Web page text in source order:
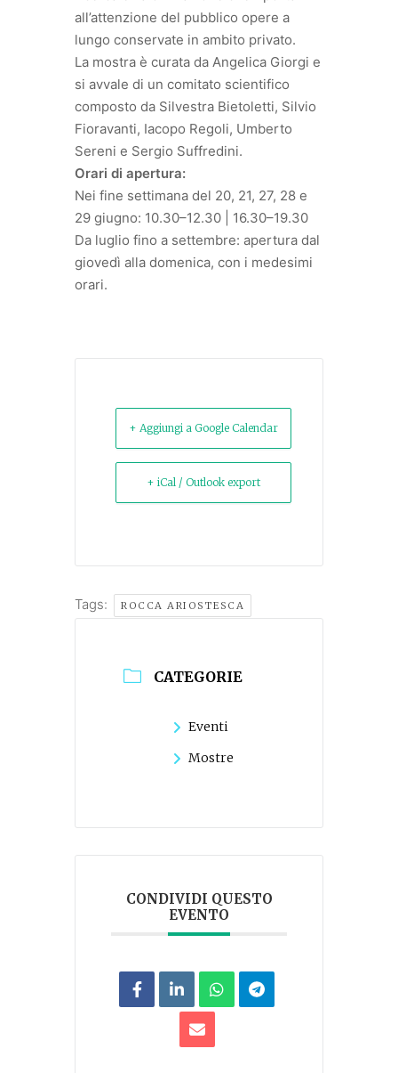
all’attenzione del pubblico opere a
lungo conservate in ambito privato.
La mostra è curata da Angelica Giorgi e
si avvale di un comitato scientifico
composto da Silvestra Bietoletti, Silvio
Fioravanti, Iacopo Regoli, Umberto
Sereni e Sergio Suffredini.
Orari di apertura:
Nei fine settimana del 20, 21, 27, 28 e
29 giugno: 10.30–12.30 | 16.30–19.30
Da luglio fino a settembre: apertura dal
giovedì alla domenica, con i medesimi
orari.
+ Aggiungi a Google Calendar
+ iCal / Outlook export
Tags: ROCCA ARIOSTESCA
CATEGORIE
Eventi
Mostre
CONDIVIDI QUESTO
EVENTO